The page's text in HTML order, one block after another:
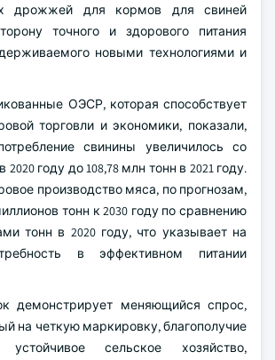
дрожжей для кормов для свиней
точного и здорового питания
новыми технологиями и
ОЭСР, которая способствует
торговли и экономики, показали,
свинины увеличилось со
2020 году до 108,78 млн тонн в 2021 году.
производство мяса, по прогнозам,
тонн к 2030 году по сравнению
тонн в 2020 году, что указывает на
в эффективном питании
демонстрирует меняющийся спрос,
на четкую маркировку, благополучие
сельское хозяйство,